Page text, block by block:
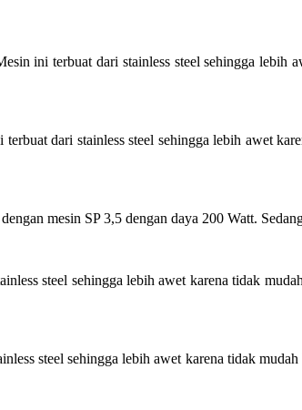
ini terbuat dari stainless steel sehingga lebih
dari stainless steel sehingga lebih awet
mesin SP 3,5 dengan daya 200 Watt.
steel sehingga lebih awet karena tidak
steel sehingga lebih awet karena tidak